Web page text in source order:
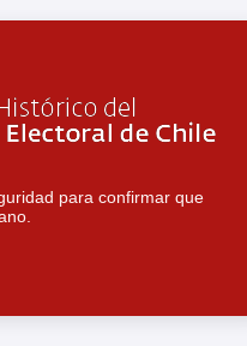
para confirmar que